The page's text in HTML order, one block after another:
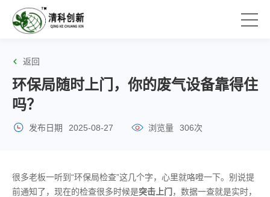
返回
环保局随时上门，你的废气设备靠得住
吗？
发布日期 2025-08-27 浏览量 306次
很多老板一听到“环保局检查”这几个字，心里就咯噔一下。别说提
前通知了，现在的检查很多时候是突击上门 ，数据一查就是实时，